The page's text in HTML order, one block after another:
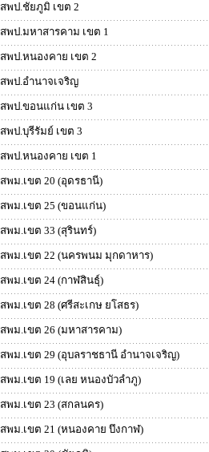
สพป.ชัยภูมิ เขต 2
สพป.มหาสารคาม เขต 1
สพป.หนองคาย เขต 2
สพป.อำนาจเจริญ
สพป.ขอนแก่น เขต 3
สพป.บุรีรัมย์ เขต 3
สพป.หนองคาย เขต 1
สพม.เขต 20 (อุดรธานี)
สพม.เขต 25 (ขอนแก่น)
สพม.เขต 33 (สุรินทร์)
สพม.เขต 22 (นครพนม มุกดาหาร)
สพม.เขต 24 (กาฬสินธุ์)
สพม.เขต 28 (ศรีสะเกษ ยโสธร)
สพม.เขต 26 (มหาสารคาม)
สพม.เขต 29 (อุบลราชธานี อำนาจเจริญ)
สพม.เขต 19 (เลย หนองบัวลำภู)
สพม.เขต 23 (สกลนคร)
สพม.เขต 21 (หนองคาย บึงกาฬ)